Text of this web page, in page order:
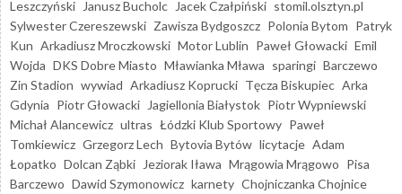
Leszczyński
Janusz Bucholc Jacek Czałpiński stomil.olsztyn.pl
Sylwester Czereszewski Zawisza Bydgoszcz Polonia Bytom Patryk
Kun Arkadiusz Mroczkowski Motor Lublin Paweł Głowacki Emil
Wojda DKS Dobre Miasto Mławianka Mława sparingi Barczewo
Zin Stadion wywiad Arkadiusz Koprucki Tęcza Biskupiec Arka
Gdynia Piotr Głowacki Jagiellonia Białystok Piotr Wypniewski
Michał Alancewicz ultras Łódzki Klub Sportowy Paweł
Tomkiewicz Grzegorz Lech Bytovia Bytów licytacje Adam
Łopatko Dolcan Ząbki Jeziorak Iława Mrągowia Mrągowo Pisa
Barczewo Dawid Szymonowicz karnety Chojniczanka Chojnice